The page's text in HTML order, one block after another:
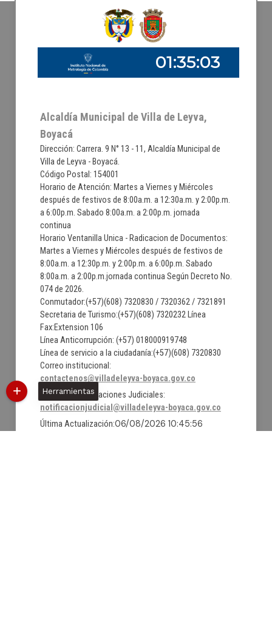
Alcaldía Municipal de Villa de Leyva,
Boyacá
Dirección: Carrera. 9 N° 13 - 11, Alcaldía Municipal de
Villa de Leyva - Boyacá.
Código Postal: 154001
Horario de Atención: Martes a Viernes y Miércoles
después de festivos de 8:00a.m. a 12:30a.m. y 2:00p.m.
a 6:00p.m. Sabado 8:00a.m. a 2:00p.m. jornada
continua
Horario Ventanilla Unica - Radicacion de Documentos:
Martes a Viernes y Miércoles después de festivos de
8:00a.m. a 12:30p.m. y 2:00p.m. a 6:00p.m. Sabado
8:00a.m. a 2:00p.m.jornada continua Según Decreto No.
074 de 2026.
Conmutador:(+57)(608) 7320830 / 7320362 / 7321891
Secretaria de Turismo:(+57)(608) 7320232 Línea
Fax:Extension 106
Línea Anticorrupción: (+57) 018000919748
Línea de servicio a la ciudadanía:(+57)(608) 7320830
Correo institucional:
contactenos@villadeleyva-boyaca.gov.co
Correo de Notificaciones Judiciales:
notificacionjudicial@villadeleyva-boyaca.gov.co
Última Actualización:06/08/2026 10:45:56
Herramientas